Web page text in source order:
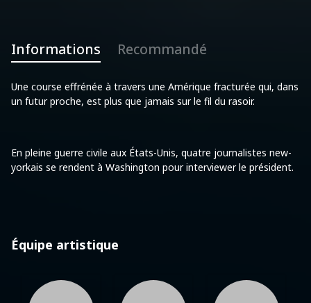
Informations Recommandé
Une course effrénée à travers une Amérique fracturée qui, dans
un futur proche, est plus que jamais sur le fil du rasoir.
En pleine guerre civile aux États-Unis, quatre journalistes new-
yorkais se rendent à Washington pour interviewer le président.
Équipe artistique